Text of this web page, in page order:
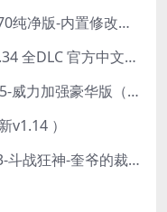
侠盗猎车手5/GTA5（更新v1.70纯净版-内置修改器+通关存档）
使命召唤17 黑色行动 冷战V1.34 全DLC 官方中文版COD17
三国志14PK-V1.0.10+V1.0.25-威力加强豪华版（武将面容套装-全DLC+季票+特典+中文语音+编辑修改器）
v1.14 ）
战神4/God of War（V1.0.13-斗战狂神-奎爷的裁决+全DLC）